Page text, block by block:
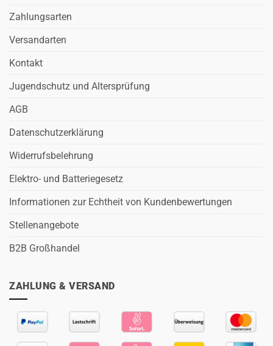
Zahlungsarten
Versandarten
Kontakt
Jugendschutz und Altersprüfung
AGB
Datenschutzerklärung
Widerrufsbelehrung
Elektro- und Batteriegesetz
Informationen zur Echtheit von Kundenbewertungen
Stellenangebote
B2B Großhandel
ZAHLUNG & VERSAND